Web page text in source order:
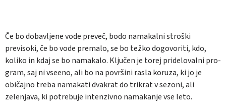
Če bo dobavljene vode preveč, bodo nama­kalni stroški
previsoki, če bo vode premalo, se bo težko dogovoriti, kdo,
koliko in kdaj se bo namakalo. Ključen je torej pridelovalni pro­
gram, saj ni vseeno, ali bo na površini rasla koruza, ki jo je
običajno treba namakati dva­krat do trikrat v sezoni, ali
zelenjava, ki potre­buje intenzivno namakanje vse leto.